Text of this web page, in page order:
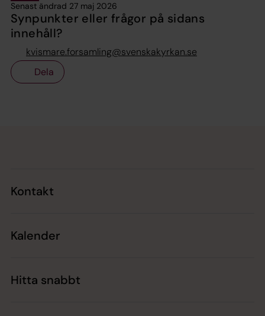
Senast ändrad 27 maj 2026
Synpunkter eller frågor på sidans
innehåll?
kvismare.forsamling@svenskakyrkan.se
Dela
Kontakt
Kalender
Hitta snabbt